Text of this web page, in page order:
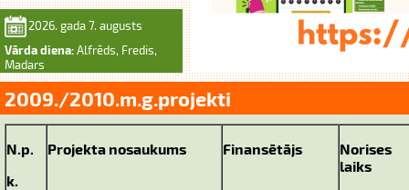
2026. gada 7. augusts
Vārda diena: Alfrēds, Fredis,
Madars
2009./2010.m.g.projekti
N.p.
k.
Projekta nosaukums Finansētājs
Norises
laiks